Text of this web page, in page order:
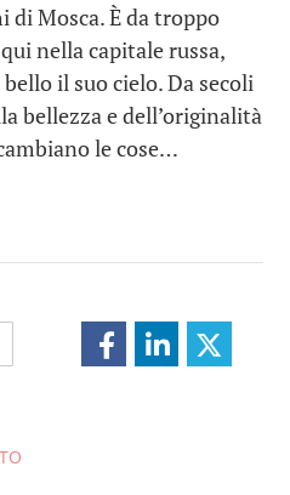
di Mosca. È da troppo
nella capitale russa,
il suo cielo. Da secoli
bellezza e dell’originalità
le cose…